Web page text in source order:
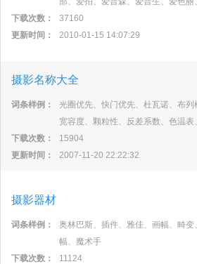
下载次数：
37160
更新时间：
2010-01-15 14:07:29
摄影名称大全
词条样例：
光圈优先、快门优先、杜瓦诺、布
宽容度、颗粒性、反差系数、色温表
下载次数：
15904
更新时间：
2007-11-20 22:22:32
摄影器材
词条样例：
奥林巴斯、插件、雅佳、画幅、畸
幅、魔术手
下载次数：
11124